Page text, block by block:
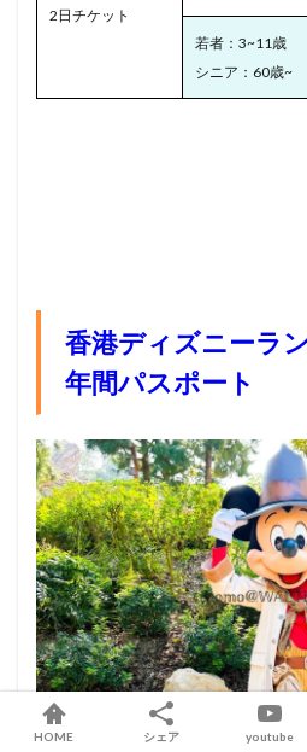
2日チケット
若者：3~11歳
シニア：60歳~
香港ディズニーラ
年間パスポート
香港ディズニーでは、 年間パスポー
HOME シェア youtube